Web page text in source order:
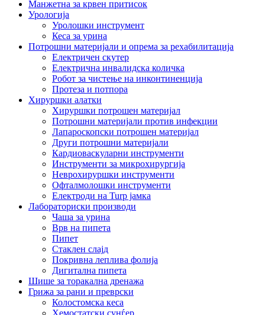
Манжетна за крвен притисок
Урологија
Уролошки инструмент
Кеса за урина
Потрошни материјали и опрема за рехабилитација
Електричен скутер
Електрична инвалидска количка
Робот за чистење на инконтиненција
Протеза и потпора
Хируршки алатки
Хируршки потрошен материјал
Потрошни материјали против инфекции
Лапароскопски потрошен материјал
Други потрошни материјали
Кардиоваскуларни инструменти
Инструменти за микрохирургија
Неврохируршки инструменти
Офталмолошки инструменти
Електроди на Turp јамка
Лабораториски производи
Чаша за урина
Врв на пипета
Пипет
Стаклен слајд
Покривна леплива фолија
Дигитална пипета
Шише за торакална дренажа
Грижа за рани и преврски
Колостомска кеса
Хемостатски сунѓер